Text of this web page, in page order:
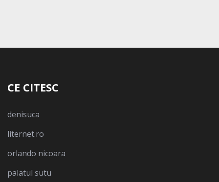
CE CITESC
denisuca
liternet.ro
orlando nicoara
palatul sutu